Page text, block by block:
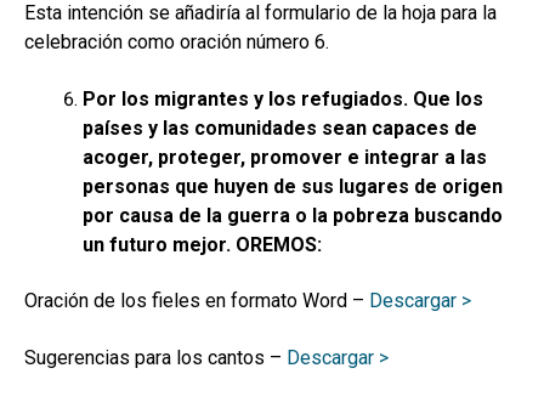
Esta intención se añadiría al formulario de la hoja para la
celebración como oración número 6.
Por los migrantes y los refugiados. Que los
países y las comunidades sean capaces de
acoger, proteger, promover e integrar a las
personas que huyen de sus lugares de origen
por causa de la guerra o la pobreza buscando
un futuro mejor. OREMOS:
Oración de los fieles en formato Word – Descargar >
Sugerencias para los cantos – Descargar >